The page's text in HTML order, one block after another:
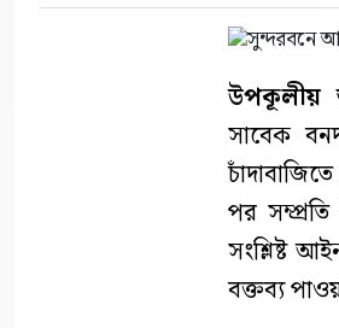
উপকূলীয়
সাবেক
পর
সংশ্লিষ্ট
বক্তব্য